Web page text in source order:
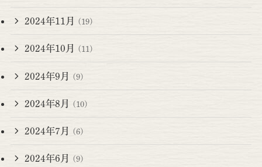
2024年11月 (19)
2024年10月 (11)
2024年9月 (9)
2024年8月 (10)
2024年7月 (6)
2024年6月 (9)